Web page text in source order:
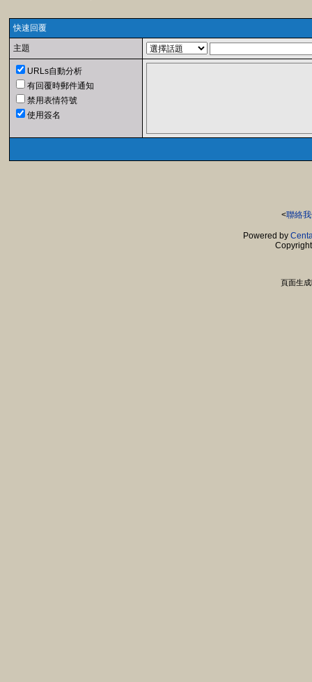
快速回覆
主題
URLs自動分析
有回覆時郵件通知
禁用表情符號
使用簽名
<聯絡
Powered by
頁面生